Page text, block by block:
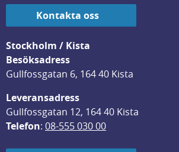
Kontakta oss
Stockholm / Kista
Besöksadress
Gullfossgatan 6, 164 40 Kista
Leveransadress
Gullfossgatan 12, 164 40 Kista
Telefon: 08-555 030 00